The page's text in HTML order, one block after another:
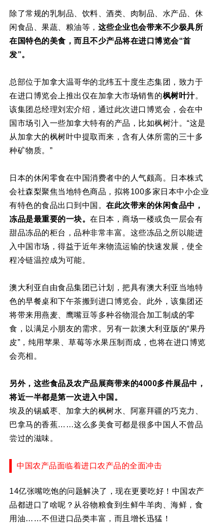
除了常规的乳制品、饮料、酒类、肉制品、水产品、休
闲食品、果蔬、粮油等， 这些企业也会带来不少极具所
在国特色的美食，而且不少产品将在进口博览会“首
发”。
总部位于加拿大温哥华的北纬五十度生态集团，致力于
在进口博览会上推出仅在加拿大市场销售的枫树叶汁。
该集团总经理刘宏介绍，通过此次进口博览会，会在中
国市场引入一些加拿大特有的产品，比如枫树汁。“这是
从加拿大的枫树叶中提取而来，含有人体所需的三十多
种矿物质。”
日本的休闲零食在中国消费者中的人气颇高。日本株式
会社森梨聚焦当地特色商品，拟将100多家日本中小企业
有特色的食品出口到中国。在此次带来的休闲食品中，
冻品是最重要的一块。在日本，商场一楼或负一层会有
甜品冻品的柜台，品种非常丰富。这些冻品之所以能进
入中国市场，得益于近年来物流运输的快速发展，使全
程冷链温控成为可能。
澳大利亚自由食品集团已计划，把具有澳大利亚当地特
色的早餐桌和下午茶搬到进口博览会。此外，该集团还
将带来用燕麦、鹰嘴豆等多种谷物混合加工制成的零
食，以满足小朋友的需求。另有一款澳大利亚版的“果丹
皮”，纯用苹果、草莓等水果压制而成，也将在进口博览
会亮相。
另外，这些食品及农产品展商带来的4000多件展品中，
将近一半都是第一次进入中国。
埃及的锡威枣、加拿大的枫树水、阿塞拜疆的巧克力、
巴拿马的香蕉……这么多美食可都是很多中国人不曾品
尝过的滋味。
中国农产品面临着进口农产品的全面冲击
14亿张嘴吃饱的问题解决了，现在更要吃好！中国农产
品都进口了啥呢？从谷物粮食到生鲜牛羊肉、海鲜，食
用油……不但进口品类丰富，而且增长迅猛！